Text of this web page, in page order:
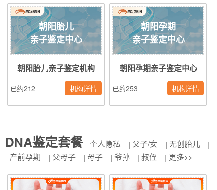
朝阳胎儿
亲子鉴定中心
朝阳胎儿亲子鉴定机构
已约212 机构详情
朝阳孕期
亲子鉴定中心
朝阳孕期亲子鉴定中心
已约253 机构详情
DNA鉴定套餐 个人隐私 父子/女
无创胎儿
产前孕期
父母子 母子 爷孙 叔侄 更多>>